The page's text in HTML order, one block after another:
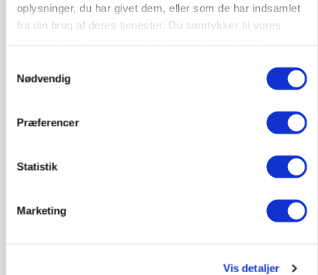
oplysninger, du har givet dem, eller som de har indsamlet
fra din brug af deres tjenester. Du samtykker til vores
Nødvendig
Præferencer
Statistik
Marketing
Vis detaljer
MARKED